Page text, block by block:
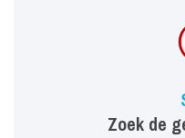
Zoek de